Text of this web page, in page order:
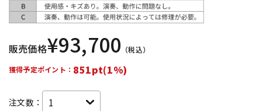
販売価格¥93,700 （税込）
獲得予定ポイント： 851pt(1%)
注文数：